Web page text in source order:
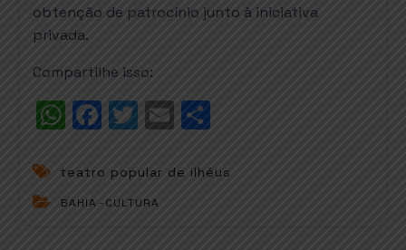
obtenção de patrocínio junto à iniciativa
privada.
Compartilhe isso:
W
h
a
t
F
a
c
e
T
w
it
t
E
m
ai a
teatro popular de ilhéus
BAHIA -CULTURA